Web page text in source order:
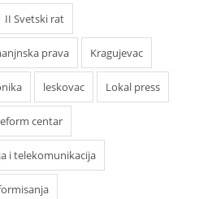
II Svetski rat
prava Kragujevac
leskovac Lokal press
centar
i telekomunikacija